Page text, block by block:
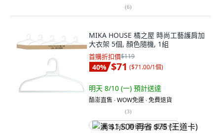
(6)
MIKA HOUSE 橘之屋 時尚工藝護肩加
大衣架 5個, 顏色隨機, 1組
首購折扣價$119
40% $71 ($71.00/1個)
明天 8/10 (一) 預計送達
酷澎直售 ∙ WOW免運 ∙ 免費退貨
(3)
满 $1,500 再省 $75 (王道卡)